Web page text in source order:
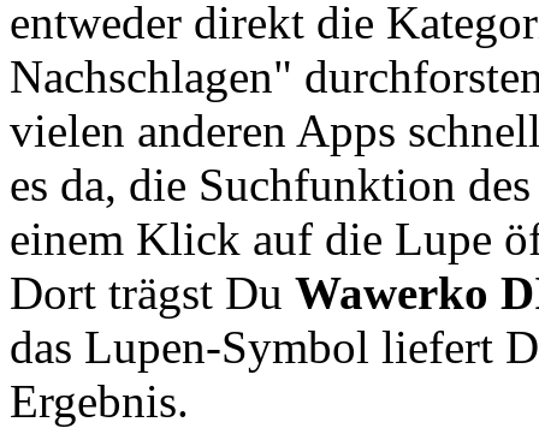
entweder direkt die
Nachschlagen"
vielen anderen Apps
es da, die Suchfunktion
einem Klick auf die Lupe
Dort trägst Du Wawerko
das Lupen-Symbol liefert
Ergebnis.